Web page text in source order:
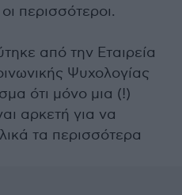
περισσότεροι.
από την Εταιρεία
Ψυχολογίας
ότι μόνο μια (!)
αρκετή για να
τα περισσότερα